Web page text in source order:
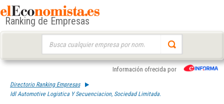
Ranking de Empresas
Información ofrecida por
Directorio Ranking Empresas
Idl Automotive Logistica Y Secuenciacion, Sociedad Limitada.